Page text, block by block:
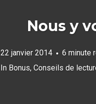
Nous y
22 janvier 2014 6 minute
In Bonus, Conseils de